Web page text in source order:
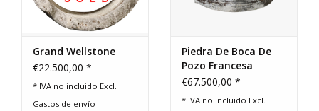
Grand Wellstone
€22.500,00 *
* IVA no incluido Excl.
Gastos de envío
Piedra De Boca De
Pozo Francesa
Recuperada
€67.500,00 *
* IVA no incluido Excl.